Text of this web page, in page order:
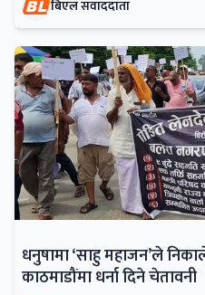
बिएल संवाददाता
धनुषामा ‘साहु महाजन’ले
काठमाडौंमा धर्ना दिने चेतावनी